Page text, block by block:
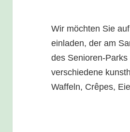
Wir möchten Sie
einladen, der am
des Senioren-
verschiedene
Waffeln, Crêpes,